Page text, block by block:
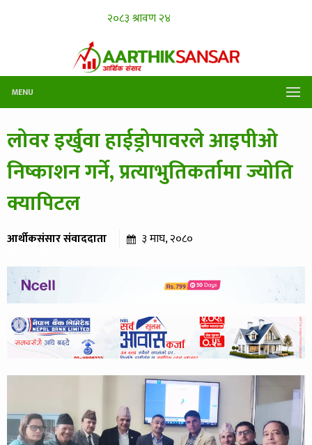
MENU
लोवर इर्खुवा हाईड्रोपावरले आइपीओ
निष्काशन गर्ने, प्रत्याभुतिकर्तामा ज्योति
क्यापिटल
आर्थीकसंसार संवाददाता ३ माघ, २०८०